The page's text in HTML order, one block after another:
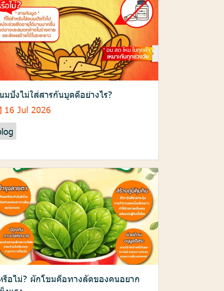
มปังไม่ใส่สารกันบูดดีอย่างไร?
16 Jul 2026
รือไม่? ผักโขมคือทางลัดของคนอยาก